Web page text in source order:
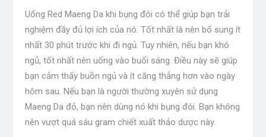
Uống Red Maeng Da khi bụng đói có thể giúp bạn trải
nghiệm đầy đủ lợi ích của nó. Tốt nhất là nên bổ sung ít
nhất 30 phút trước khi đi ngủ. Tuy nhiên, nếu bạn khó
ngủ, tốt nhất nên uống vào buổi sáng. Điều này sẽ giúp
bạn cảm thấy buồn ngủ và ít căng thẳng hơn vào ngày
hôm sau. Nếu bạn là người thường xuyên sử dụng
Maeng Da đỏ, bạn nên dùng nó khi bụng đói. Bạn không
nên vượt quá sáu gram chiết xuất thảo dược này.